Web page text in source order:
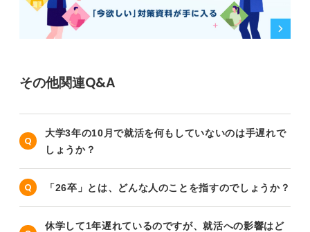
その他関連Q&A
大学3年の10月で就活を何もしていないのは手遅れで
しょうか？
「26卒」とは、どんな人のことを指すのでしょうか？
休学して1年遅れているのですが、就活への影響はど